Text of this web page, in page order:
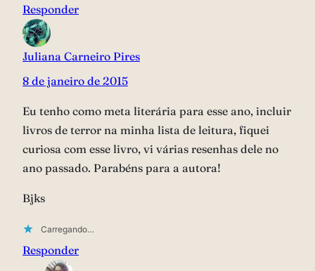
Responder
Juliana Carneiro Pires
8 de janeiro de 2015
Eu tenho como meta literária para esse ano, incluir
livros de terror na minha lista de leitura, fiquei
curiosa com esse livro, vi várias resenhas dele no
ano passado. Parabéns para a autora!
Bjks
Carregando…
Responder